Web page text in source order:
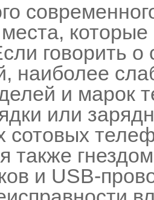
говорить
наиболее
и марок
или
сотовых
также
и USB-